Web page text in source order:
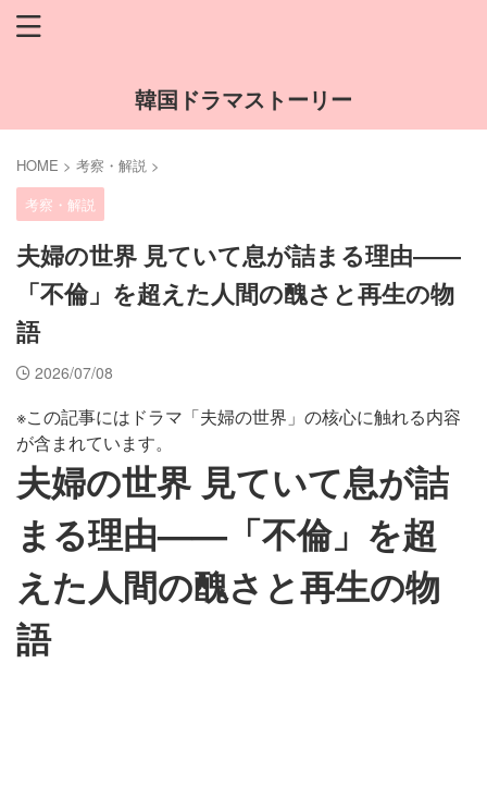
韓国ドラマストーリー
HOME > 考察・解説 >
考察・解説
夫婦の世界 見ていて息が詰まる理由——
「不倫」を超えた人間の醜さと再生の物
語
2026/07/08
※この記事にはドラマ「夫婦の世界」の核心に触れる内容
が含まれています。
夫婦の世界 見ていて息が詰
まる理由——「不倫」を超
えた人間の醜さと再生の物
語